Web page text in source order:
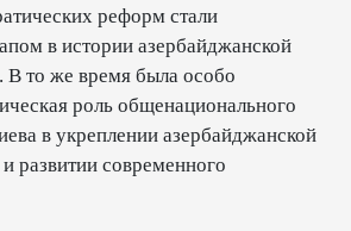
реформ стали
в истории азербайджанской
В то же время была особо
роль общенационального
в укреплении азербайджанской
развитии современного